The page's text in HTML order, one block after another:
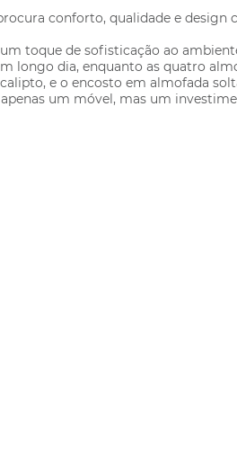
conforto, qualidade e design
toque de sofisticação ao
longo dia, enquanto as quatro
e o encosto em almofada
apenas um móvel, mas um